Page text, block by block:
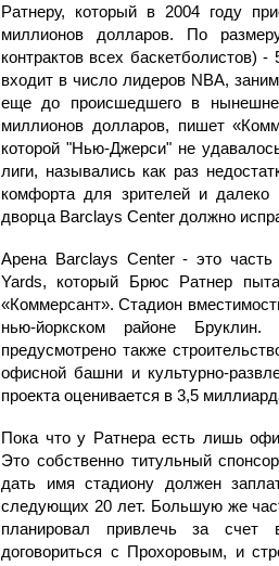
Ратнеру, который в 2004 году
миллионов долларов. По
контрактов всех
входит в число лидеров NBA,
еще до происшедшего в
миллионов долларов, пишет
которой "Нью-Джерси" не
лиги, назывались как раз
комфорта для зрителей и далеко
дворца Barclays Center должно
Арена Barclays Center - это часть
Yards, который Брюс Ратнер
«Коммерсант». Стадион
нью-йоркском районе
предусмотрено также
офисной башни и культурно-
проекта оценивается в 3,5
Пока что у Ратнера есть лишь
Это собственно титульный
дать имя стадиону должен
следующих 20 лет. Большую же
планировал привлечь за счет
договориться с Прохоровым, и